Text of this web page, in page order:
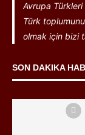
Avrupa Türkleri
Türk
olmak için bizi
SON DAKIKA